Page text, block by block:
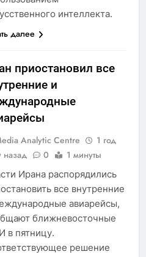
интеллекта.
далее
приостановил все
и
Analytic Centre
1 год
назад
0 1 минуты
Ирана распорядились
все внутренние
авиарейсы,
ближневосточные
в пятницу.
решение